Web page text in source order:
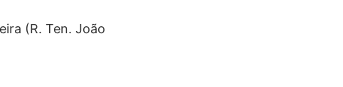
(R. Ten. João